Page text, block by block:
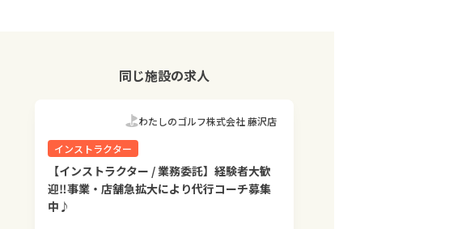
同じ施設の求人
わたしのゴルフ株式会社 藤沢店
インストラクター
【インストラクター / 業務委託】経験者大歓
迎‼︎事業・店舗急拡大により代行コーチ募集
中♪